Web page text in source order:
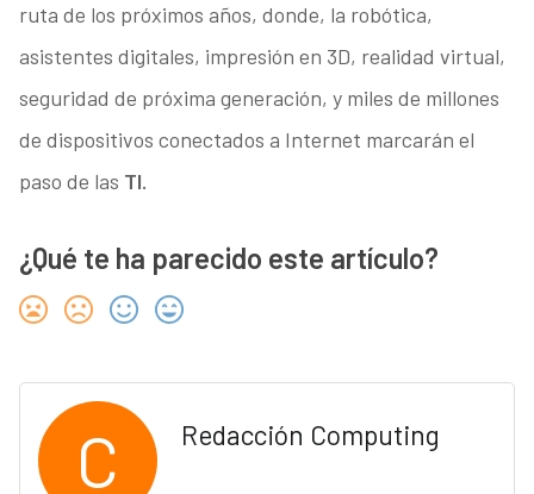
ruta de los próximos años, donde, la robótica,
asistentes digitales, impresión en 3D, realidad virtual,
seguridad de próxima generación, y miles de millones
de dispositivos conectados a Internet marcarán el
paso de las TI.
¿Qué te ha parecido este artículo?
C Redacción Computing